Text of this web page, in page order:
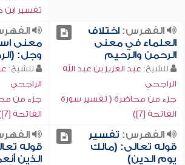
تفسير ابن
الفهرس:اختلاف
العلماء في معنى
الرحمن والرحيم
للشيخ: عبد العزيز بن عبد الله
الراجحي
جزء من محاضرة ( تفسير سورة
الفاتحة [7])
معنى
وجل:
للشيخ:
الراجحي
جزء من
الفاتحة [7])
الفهرس: تفسير
قوله تعالى: (مالك
يوم الدين)
قوله
الذين